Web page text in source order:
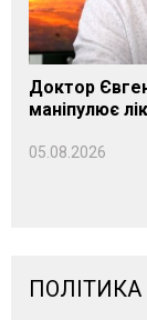
Доктор
маніпулює
05.08.2026
ПОЛІТИКА